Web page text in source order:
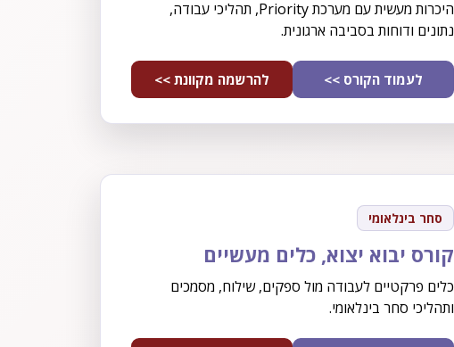
היכרות מעשית עם מערכת Priority, תהליכי עבודה,
נתונים ודוחות בסביבה ארגונית.
לעמוד הקורס >> להרשמה מקוונת >>
סחר בינלאומי
קורס יבוא יצוא, כלים מעשיים
כלים פרקטיים לעבודה מול ספקים, שילוח, מסמכים
ותהליכי סחר בינלאומי.